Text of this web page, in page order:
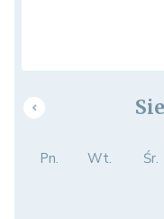
Pn. Wt. Śr.